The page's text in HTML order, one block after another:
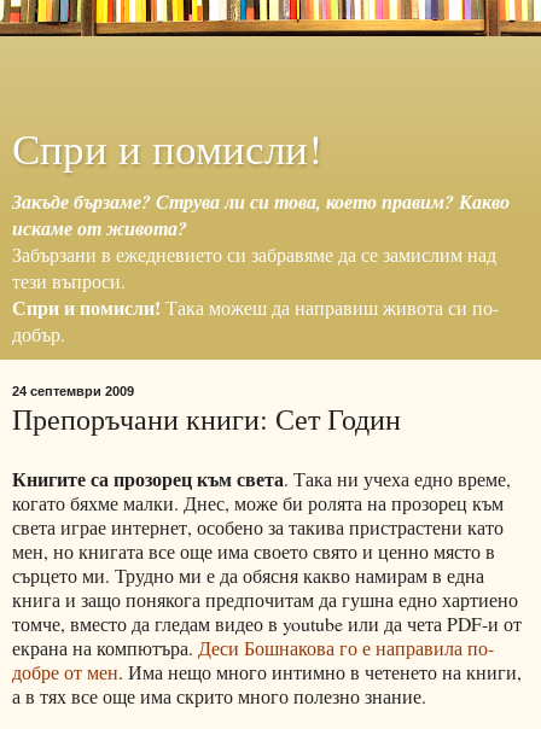
Спри и помисли!
Закъде бързаме? Струва ли си това, което правим? Какво
искаме от живота?
Забързани в ежедневието си забравяме да се замислим над
тези въпроси.
Спри и помисли! Така можеш да направиш живота си по-
добър.
24 септември 2009
Препоръчани книги: Сет Годин
Книгите са прозорец към света. Така ни учеха едно време,
когато бяхме малки. Днес, може би ролята на прозорец към
света играе интернет, особено за такива пристрастени като
мен, но книгата все още има своето свято и ценно място в
сърцето ми. Трудно ми е да обясня какво намирам в една
книга и защо понякога предпочитам да гушна едно хартиено
томче, вместо да гледам видео в youtube или да чета PDF-и от
екрана на компютъра. Деси Бошнакова го е направила по-
добре от мен. Има нещо много интимно в четенето на книги,
а в тях все още има скрито много полезно знание.